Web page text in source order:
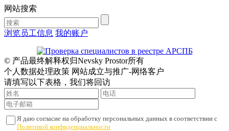
网站搜索
浏览员工信息 我的账户
© 产品最终解释权归Nevsky Prostor所有
个人数据处理政策 网站成立与推广-网络客户
请填写以下表格，我们将回访
Я даю согласие на обработку персональных данных в соответствии с
Политикой конфиденциальности